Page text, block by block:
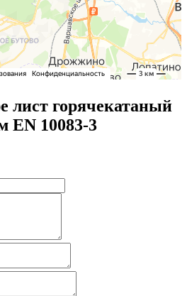
лист горячекатаный
EN 10083-3